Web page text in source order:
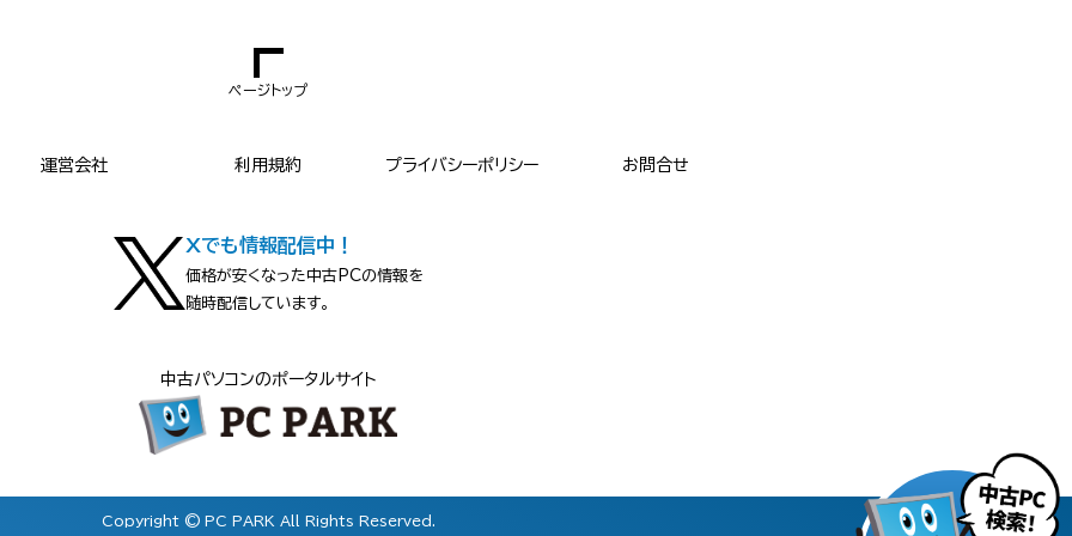
ページトップ
運営会社 利用規約 プライバシーポリシー お問合せ
Xでも情報配信中！
価格が安くなった中古PCの情報を
随時配信しています。
中古パソコンのポータルサイト
Copyright © PC PARK All Rights Reserved.